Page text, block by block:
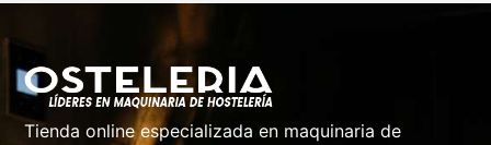
Tienda online especializada en maquinaria de